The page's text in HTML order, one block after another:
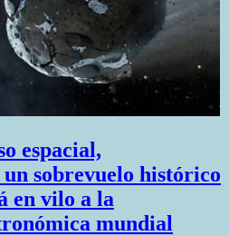
espacial,
sobrevuelo histórico
en vilo a la
mundial